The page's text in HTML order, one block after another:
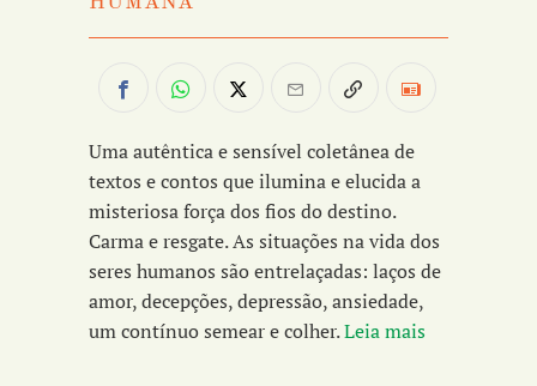
Uma autêntica e sensível coletânea de
textos e contos que ilumina e elucida a
misteriosa força dos fios do destino.
Carma e resgate. As situações na vida dos
seres humanos são entrelaçadas: laços de
amor, decepções, depressão, ansiedade,
um contínuo semear e colher.Leia mais